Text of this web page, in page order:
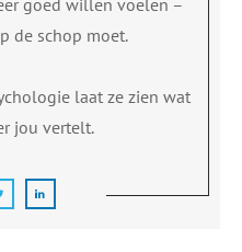
goed willen voelen –
de schop moet.
laat ze zien wat
jou vertelt.